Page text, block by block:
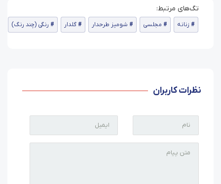
زنانه مجلسی شومیز طرحدار گلدار رنگی (چند رنگ)
نظرات کاربران